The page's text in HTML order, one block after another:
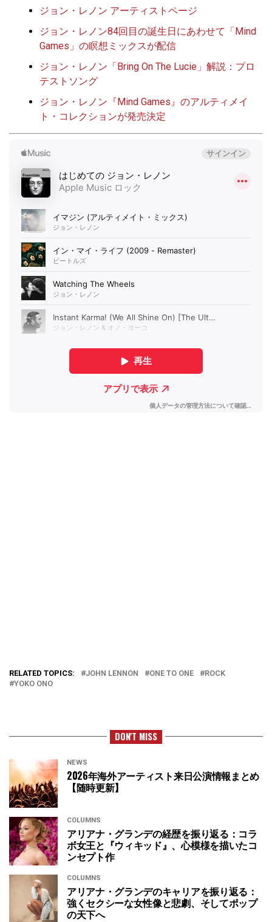
ジョン・レノン アーティストページ
ジョン・レノン84回目の誕生日にあわせて「Mind
Games」の瞑想ミックスが配信
ジョン・レノン「Bring On The Lucie」解説：プロ
テストソング
ジョン・レノン『Mind Games』のアルティメイ
ト・コレクションが発売決定
RELATED TOPICS: JOHN LENNON ONE TO ONE
ROCK
YOKO ONO
DON'T MISS
NEWS
2026年海外アーティスト来日公演情報まとめ
【随時更新】
COLUMNS
アリアナ・グランデの経歴を振り返る：コラ
ボ女王と『ウィキッド』、心模様を描いたコ
ンセプト作
COLUMNS
アリアナ・グランデのキャリアを振り返る：
強くセクシーな女性像と悲劇、そしてポップ
の天下へ